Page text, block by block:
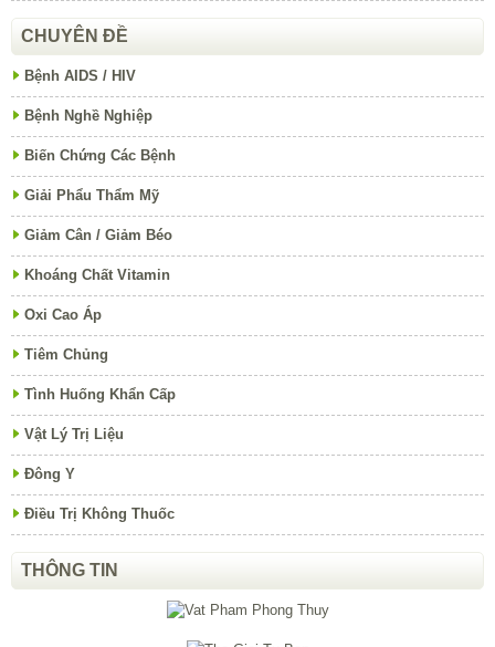
CHUYÊN ĐỀ
Bệnh AIDS / HIV
Bệnh Nghề Nghiệp
Biến Chứng Các Bệnh
Giải Phẩu Thẩm Mỹ
Giảm Cân / Giảm Béo
Khoáng Chất Vitamin
Oxi Cao Áp
Tiêm Chủng
Tình Huống Khẩn Cấp
Vật Lý Trị Liệu
Đông Y
Điều Trị Không Thuốc
THÔNG TIN